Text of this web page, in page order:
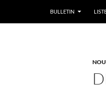
BULLETIN